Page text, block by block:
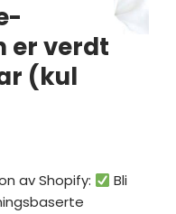
er verdt
(kul
av Shopify:
Bli